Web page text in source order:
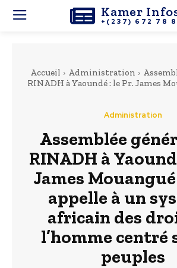
Kamer
+(237) 672 78
Accueil Administration
RINADH à Yaoundé : le Pr. James
Administration
Assemblée
RINADH à
James
appelle à un
africain des
l’homme centré
peuples